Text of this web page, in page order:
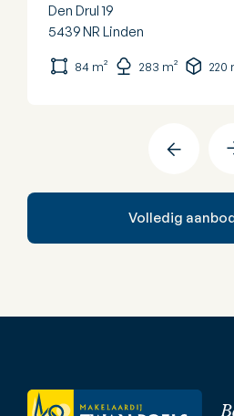
Den Drul 19
5439 NR Linden
84 m² 283 m² 220
Volledig